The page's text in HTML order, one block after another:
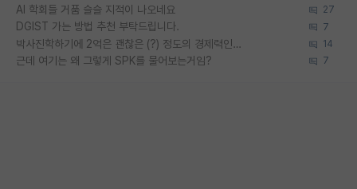
AI 학회들 거품 슬슬 지적이 나오네요 27
DGIST 가는 방법 추천 부탁드립니다. 7
박사진학하기에 2억은 괜찮은 (?) 정도의 경제력인가요 14
근데 여기는 왜 그렇게 SPK를 물어보는거임? 7